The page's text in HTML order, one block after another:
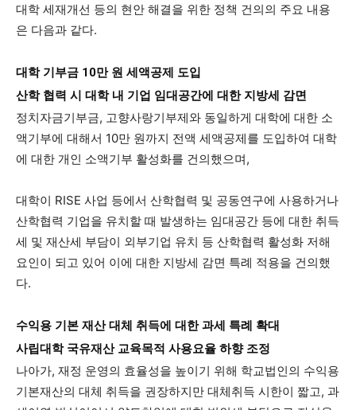
대학 세재개선 등의 현안 해결을 위한 정책 건의의 주요 내용
은 다음과 같다.
대학 기부금 10만 원 세액공제 도입
산학 협력 시 대학 내 기업 임대공간에 대한 지방세 감면
정치자금기부금, 고향사랑기부제와 동일하게 대학에 대한 소
액기부에 대해서 10만 원까지 전액 세액공제를 도입하여 대학
에 대한 개인 소액기부 활성화를 건의했으며,
대학이 RISE 사업 등에서 산학협력 및 공동연구에 사용하거나
산학협력 기업을 유치할 때 발생하는 임대공간 등에 대한 취득
세 및 재산세 부담이 외부기업 유치 등 산학협력 활성화 저해
요인이 되고 있어 이에 대한 지방세 감면 특례 적용을 건의했
다.
수익용 기본 재산 대체 취득에 대한 과세 특례 확대
사립대학 국유재산 교육목적 사용요율 하향 조정
나아가, 재정 운영의 효율성을 높이기 위해 학교법인의 수익용
기본재산의 대체 취득을 권장하지만 대체취득 시한이 짧고, 과